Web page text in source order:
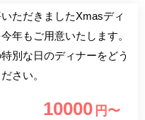
ただきましたXmasディ
年もご用意いたします。
別な日のディナーをどう
さい。
10000 円〜